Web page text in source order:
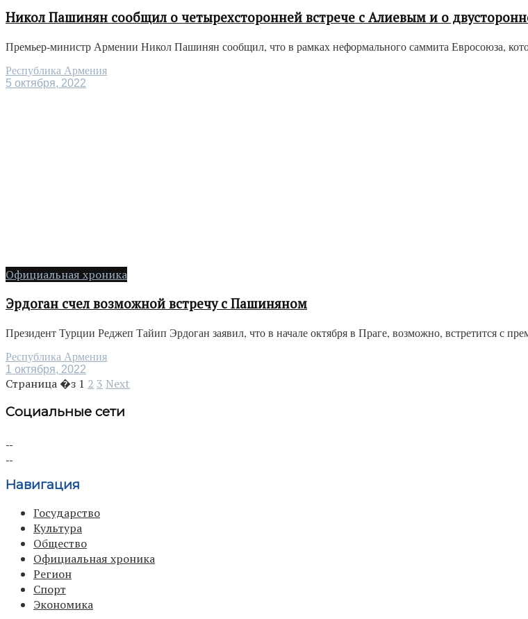
Никол Пашинян сообщил о четырехсторонней встрече с Алиевым и о
Премьер-министр Армении Никол Пашинян сообщил, что в рамках неформального саммита Евросоюза,
Республика Армения
5 октября, 2022
Официальная хроника
Эрдоган счел возможной встречу с Пашиняном
Президент Турции Реджеп Тайип Эрдоган заявил, что в начале октября в Праге, возможно, встретится с
Республика Армения
1 октября, 2022
Страница �з 1 2 3 Next
Социальные сети
Навигация
Государство
Культура
Общество
Официальная хроника
Регион
Спорт
Экономика